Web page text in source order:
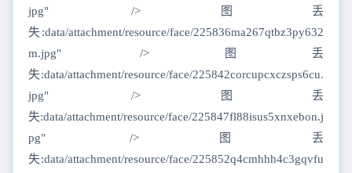
jpg" />图丢
失:data/attachment/resource/face/225836ma267qtbz3py632
m.jpg" />图丢
失:data/attachment/resource/face/225842corcupcxczsps6cu.
jpg" />图丢
失:data/attachment/resource/face/225847fl88isus5xnxebon.j
pg" />图丢
失:data/attachment/resource/face/225852q4cmhhh4c3gqvfu